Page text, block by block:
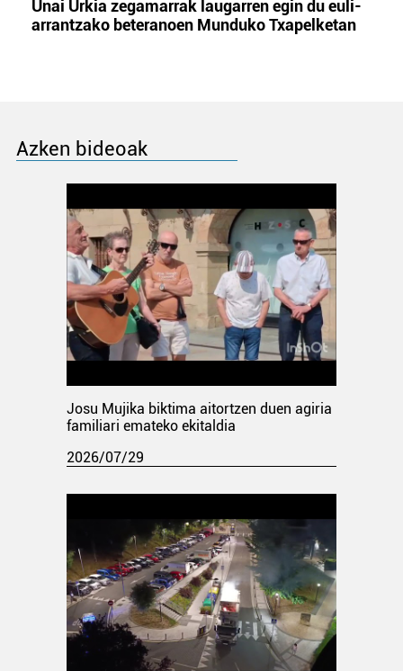
Unai Urkia zegamarrak laugarren egin du euli-
arrantzako beteranoen Munduko Txapelketan
Azken bideoak
Josu Mujika biktima aitortzen duen agiria
familiari emateko ekitaldia
2026/07/29